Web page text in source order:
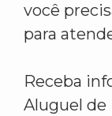
você
para
Receba
Aluguel de